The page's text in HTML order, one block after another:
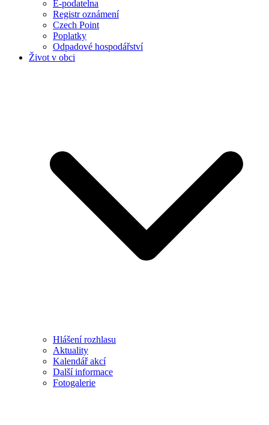
E-podatelna
Registr oznámení
Czech Point
Poplatky
Odpadové hospodářství
Život v obci
Hlášení rozhlasu
Aktuality
Kalendář akcí
Další informace
Fotogalerie